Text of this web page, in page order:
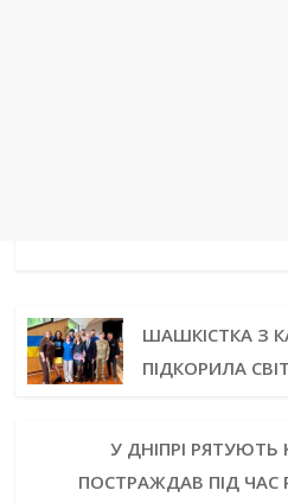
ШАШКІСТКА З
ПІДКОРИЛА
У ДНІПРІ РЯТУЮТЬ
ПОСТРАЖДАВ ПІД ЧАС